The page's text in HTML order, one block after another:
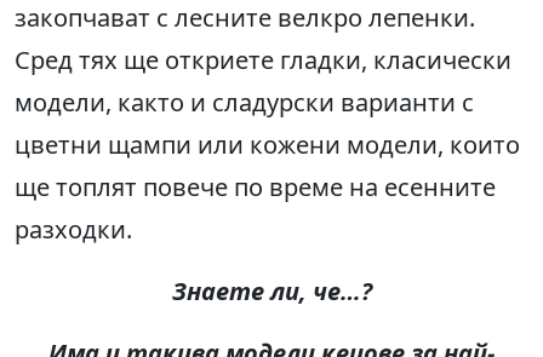
закопчават с лесните велкро лепенки.
Сред тях ще откриете гладки, класически
модели, както и сладурски варианти с
цветни щампи или кожени модели, които
ще топлят повече по време на есенните
разходки.
Знаете ли, че…?